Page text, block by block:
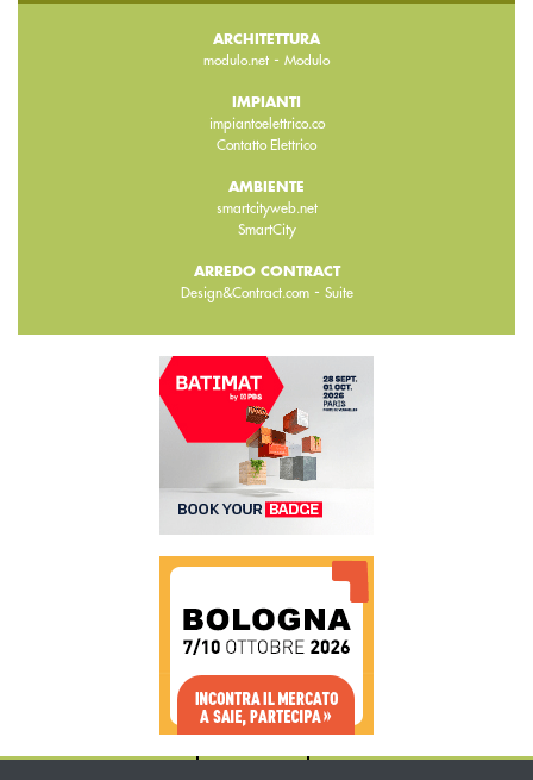
ARCHITETTURA
modulo.net - Modulo
IMPIANTI
impiantoelettrico.co
Contatto Elettrico
AMBIENTE
smartcityweb.net
SmartCity
ARREDO CONTRACT
Design&Contract.com- Suite